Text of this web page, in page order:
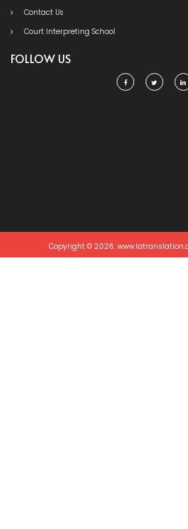
Contact Us
Court Interpreting School
FOLLOW US
Copyright © 2026.